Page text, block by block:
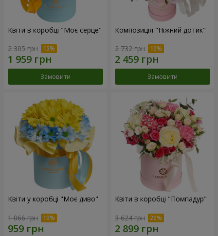
Квіти в коробці "Моє серце"
2 305 грн
Замовити
Композиція "Ніжний дотик"
2 732 грн
Замовити
Квіти у коробці "Моє диво"
1 066 грн
Квіти в коробці "Помпадур"
3 624 грн